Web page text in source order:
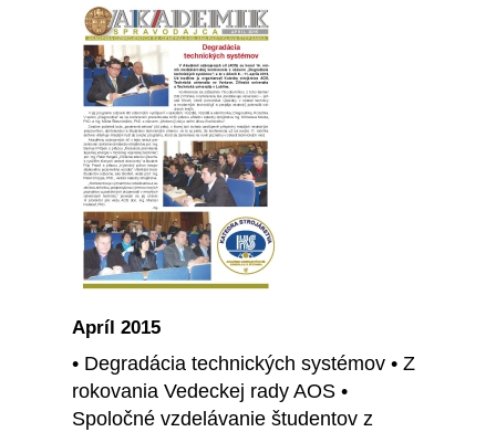
Apríl 2015
• Degradácia technických systémov • Z
rokovania Vedeckej rady AOS •
Spoločné vzdelávanie študentov z